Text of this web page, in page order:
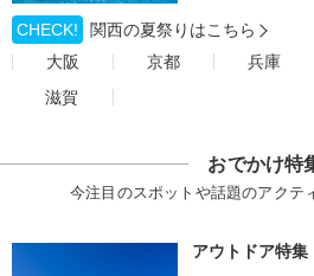
CHECK!
関西の夏祭りはこちら
大阪
京都 兵庫
滋賀
おでかけ特
今注目のスポットや話題のアクテ
アウトドア特集